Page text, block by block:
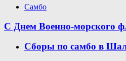
Самбо
С Днем Военно-морского
Сборы по самбо в